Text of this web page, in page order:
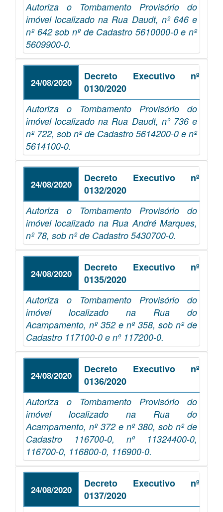
Autoriza o Tombamento Provisório do
imóvel localizado na Rua Daudt, nº 646 e
nº 642 sob nº de Cadastro 5610000-0 e nº
5609900-0.
24/08/2020
Decreto Executivo nº
0130/2020
Autoriza o Tombamento Provisório do
imóvel localizado na Rua Daudt, nº 736 e
nº 722, sob nº de Cadastro 5614200-0 e nº
5614100-0.
24/08/2020
Decreto Executivo nº
0132/2020
Autoriza o Tombamento Provisório do
imóvel localizado na Rua André Marques,
nº 78, sob nº de Cadastro 5430700-0.
24/08/2020
Decreto Executivo nº
0135/2020
Autoriza o Tombamento Provisório do
imóvel localizado na Rua do
Acampamento, nº 352 e nº 358, sob nº de
Cadastro 117100-0 e nº 117200-0.
24/08/2020
Decreto Executivo nº
0136/2020
Autoriza o Tombamento Provisório do
imóvel localizado na Rua do
Acampamento, nº 372 e nº 380, sob nº de
Cadastro 116700-0, nº 11324400-0,
116700-0, 116800-0, 116900-0.
24/08/2020
Decreto Executivo nº
0137/2020